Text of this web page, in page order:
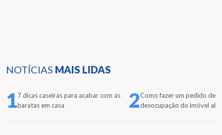
NOTÍCIAS MAIS LIDAS
17 dicas caseiras para acabar com as
baratas em casa
2Como fazer um pedido de
desocupação do imóvel